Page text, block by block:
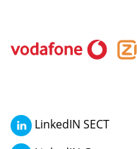
LinkedIN SECT